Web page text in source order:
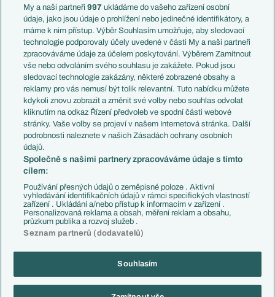
Témata
Představení týmů MS
EuroSkauting
PL v kostce
Evropské koeficienty
Přestupy
Přestupové spekulace
Zranění
Kluby
Arsenal FC
Chelsea FC
Manchester United
AC Milán
Juventus FC
Bayern Mnichov
FC Barcelona
Real Madrid
Francie
Itálie
Německo
Španělsko
Argentina
Brazílie
Přestupy
Zápasy
Livescore
Tipovací soutěž
Copyright © 2001-2026 EuroFotbal.cz. Využíváme zpravodajství ČTK.
Informace o zpracování osobních údajů
My a naši partneři997 ukládáme do vašeho zařízení osobní
údaje, jako jsou údaje o prohlížení nebo jedinečné identifikátory, a
máme k nim přístup. Výběr Souhlasím umožňuje, aby sledovací
technologie podporovaly účely uvedené v části My a naši partneři
zpracováváme údaje za účelem poskytování. Výběrem Zamítnout
vše nebo odvoláním svého souhlasu je zakážete. Pokud jsou
sledovací technologie zakázány, některé zobrazené obsahy a
reklamy pro vás nemusí být tolik relevantní. Tuto nabídku můžete
kdykoli znovu zobrazit a změnit své volby nebo souhlas odvolat
kliknutím na odkaz Řízení předvoleb ve spodní části webové
stránky. Vaše volby se projeví v našem Internetová stránka. Další
podrobnosti naleznete v našich Zásadách ochrany osobních
údajů.
Společně s našimi partnery zpracováváme údaje s tímto
cílem:
Používání přesných údajů o zeměpisné poloze . Aktivní
vyhledávání identifikačních údajů v rámci specifických vlastností
zařízení . Ukládání a/nebo přístup k informacím v zařízení .
Personalizovaná reklama a obsah, měření reklam a obsahu,
průzkum publika a rozvoj služeb .
Seznam partnerů (dodavatelů)
Souhlasím